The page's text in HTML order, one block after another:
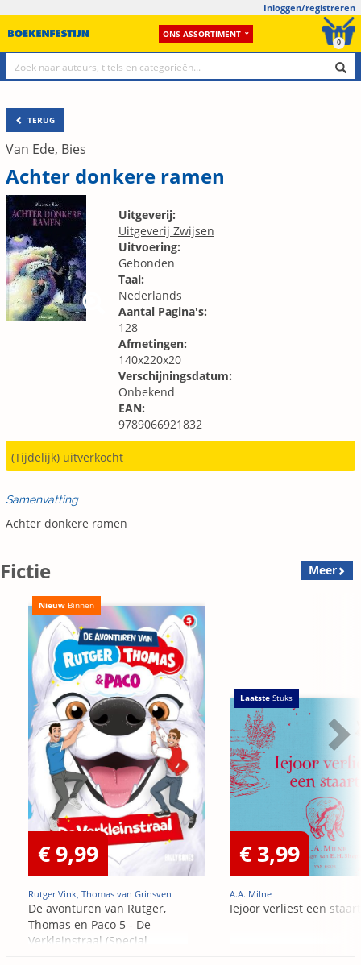
Inloggen/registreren
ONS ASSORTIMENT
0
TERUG
Van Ede, Bies
Achter donkere ramen
Uitgeverij:
Uitgeverij Zwijsen
Uitvoering:
Gebonden
Taal:
Nederlands
Aantal Pagina's:
128
Afmetingen:
140x220x20
Verschijningsdatum:
Onbekend
EAN:
9789066921832
(Tijdelijk) uitverkocht
Samenvatting
Achter donkere ramen
Fictie Meer
Nieuw Binnen
€ 9,99
Rutger Vink, Thomas van Grinsven
De avonturen van Rutger,
Thomas en Paco 5 - De
Verkleinstraal (Special
Laatste Stuks
€ 3,99
A.A. Milne
Iejoor verliest een staart